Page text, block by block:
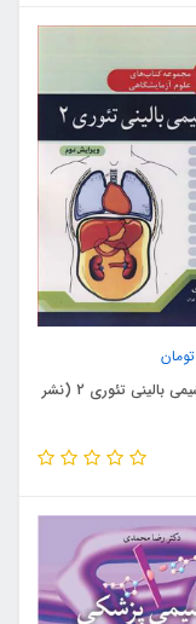
تومان
کتاب بیوشیمی بالینی تئوری 2 (نشر